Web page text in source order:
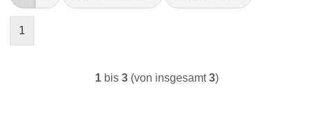
1
1bis 3(von insgesamt3)